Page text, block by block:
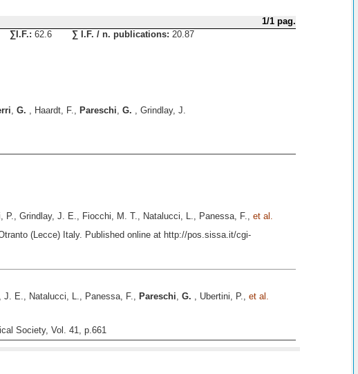
1/1 pag.
∑I.F.: 62.6 ∑ I.F. / n. publications:20.87
,G. , Haardt, F., Pareschi ,G. , Grindlay, J.
P., Grindlay, J. E., Fiocchi, M. T., Natalucci, L., Panessa, F.,et al.
(Lecce) Italy. Published online at http://pos.sissa.it/cgi-
J. E., Natalucci, L., Panessa, F., Pareschi,G. , Ubertini, P.,et al.
Society, Vol. 41, p.661